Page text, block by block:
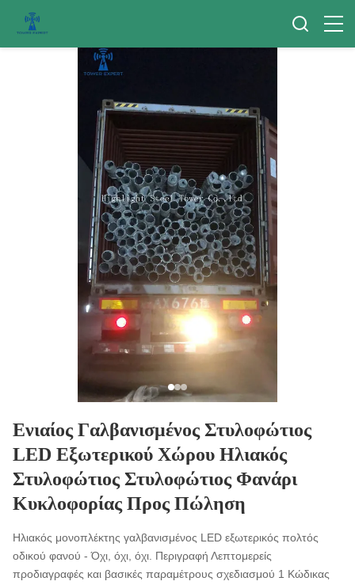
Ενιαίος Γαλβανισμένος Στυλοφώτιος
LED Εξωτερικού Χώρου Ηλιακός
Στυλοφώτιος Στυλοφώτιος Φανάρι
Κυκλοφορίας Προς Πώληση
Ηλιακός μονοπλέκτης γαλβανισμένος LED εξωτερικός πολτός
οδικού φανού - Όχι, όχι, όχι. Περιγραφή Λεπτομερείς
προδιαγραφές και βασικές παραμέτρους σχεδιασμού 1 Κώδικας